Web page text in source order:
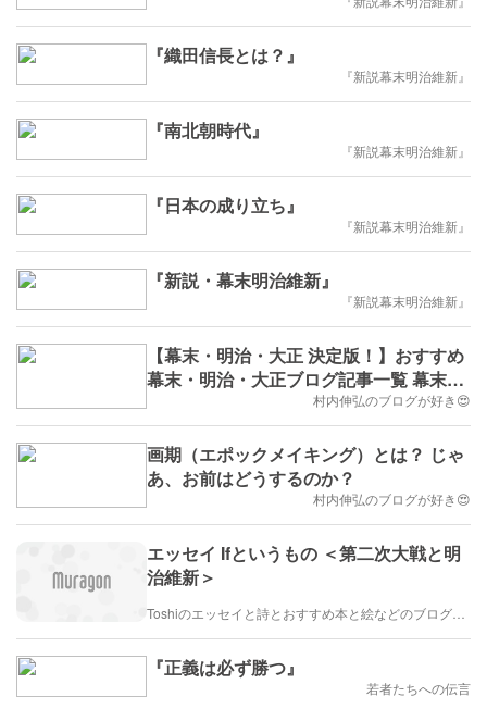
『織田信長とは？』
『新説幕末明治維新』
『南北朝時代』
『新説幕末明治維新』
『日本の成り立ち』
『新説幕末明治維新』
『新説・幕末明治維新』
『新説幕末明治維新』
【幕末・明治・大正 決定版！】おすすめ
幕末・明治・大正ブログ記事一覧 幕末・
明治・大正の写真たくさん有♪♪
村内伸弘のブログが好き😍
画期（エポックメイキング）とは？ じゃ
あ、お前はどうするのか？
村内伸弘のブログが好き😍
エッセイ Ifというもの ＜第二次大戦と明
治維新＞
Toshiのエッセイと詩とおすすめ本と絵などのブログ by車戸都志春
『正義は必ず勝つ』
若者たちへの伝言